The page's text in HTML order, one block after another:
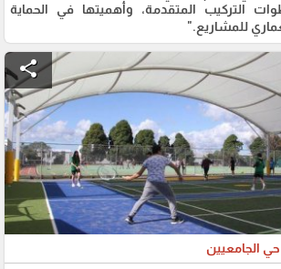
التركيب المتقدمة، وأهميتها في الحماية
للمشاريع."
share
الجامعيين